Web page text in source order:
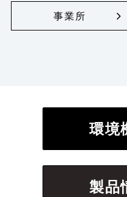
事業所
環境
製品